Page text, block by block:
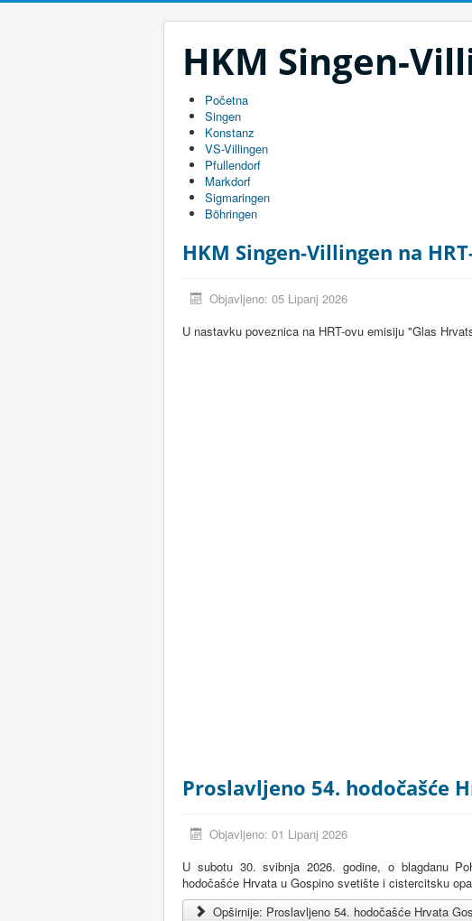
HKM Singen-
Početna
Singen
Konstanz
VS-Villingen
Pfullendorf
Markdorf
Sigmaringen
Böhringen
HKM Singen-Villingen na
Objavljeno: 05 Lipanj 2026
U nastavku poveznica na HRT-ovu emisiju "Glas
Proslavljeno 54. hodočašće
Objavljeno: 01 Lipanj 2026
U subotu 30. svibnja 2026. godine, o blagdanu
hodočašće Hrvata u Gospino svetište i cistercitsku
Opširnije: Proslavljeno 54. hodočašće Hrvata